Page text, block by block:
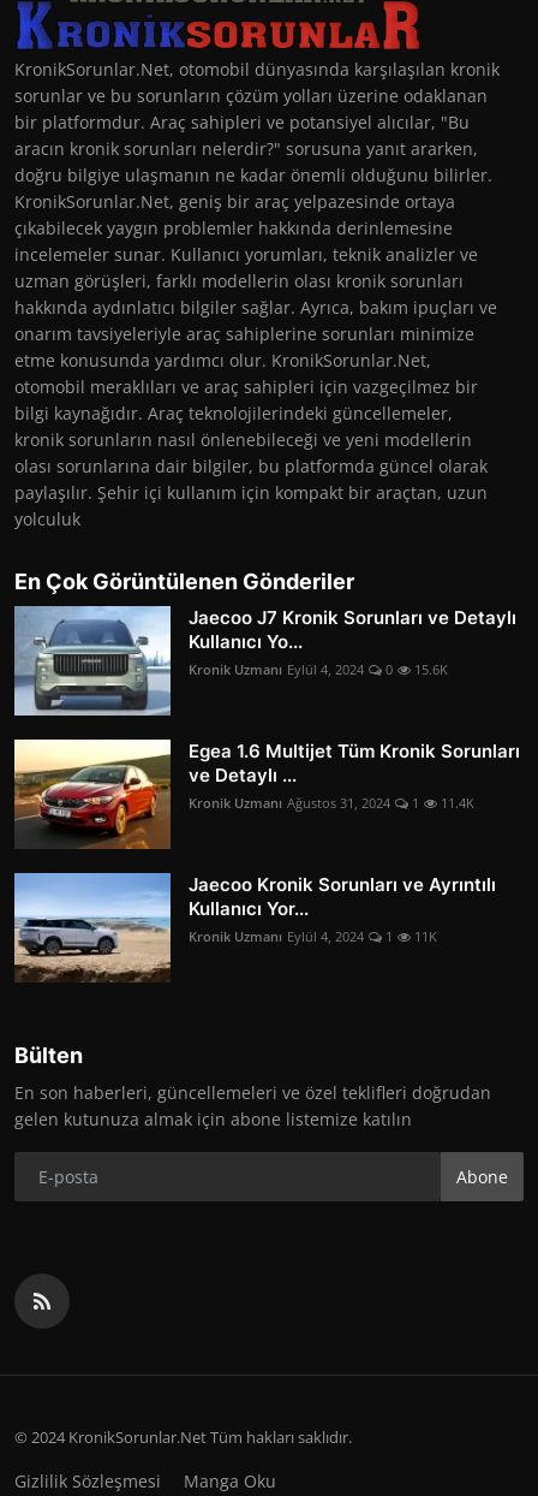
KronikSorunlar.Net, otomobil dünyasında karşılaşılan kronik
sorunlar ve bu sorunların çözüm yolları üzerine odaklanan
bir platformdur. Araç sahipleri ve potansiyel alıcılar, "Bu
aracın kronik sorunları nelerdir?" sorusuna yanıt ararken,
doğru bilgiye ulaşmanın ne kadar önemli olduğunu bilirler.
KronikSorunlar.Net, geniş bir araç yelpazesinde ortaya
çıkabilecek yaygın problemler hakkında derinlemesine
incelemeler sunar. Kullanıcı yorumları, teknik analizler ve
uzman görüşleri, farklı modellerin olası kronik sorunları
hakkında aydınlatıcı bilgiler sağlar. Ayrıca, bakım ipuçları ve
onarım tavsiyeleriyle araç sahiplerine sorunları minimize
etme konusunda yardımcı olur. KronikSorunlar.Net,
otomobil meraklıları ve araç sahipleri için vazgeçilmez bir
bilgi kaynağıdır. Araç teknolojilerindeki güncellemeler,
kronik sorunların nasıl önlenebileceği ve yeni modellerin
olası sorunlarına dair bilgiler, bu platformda güncel olarak
paylaşılır. Şehir içi kullanım için kompakt bir araçtan, uzun
yolculuk
En Çok Görüntülenen Gönderiler
Jaecoo J7 Kronik Sorunları ve Detaylı
Kullanıcı Yo...
Kronik Uzmanı Eylül 4, 2024 0 15.6K
Egea 1.6 Multijet Tüm Kronik Sorunları
ve Detaylı ...
Kronik Uzmanı Ağustos 31, 2024 1 11.4K
Jaecoo Kronik Sorunları ve Ayrıntılı
Kullanıcı Yor...
Kronik Uzmanı Eylül 4, 2024 1 11K
Bülten
En son haberleri, güncellemeleri ve özel teklifleri doğrudan
gelen kutunuza almak için abone listemize katılın
Abone
© 2024 KronikSorunlar.Net Tüm hakları saklıdır.
Gizlilik Sözleşmesi Manga Oku